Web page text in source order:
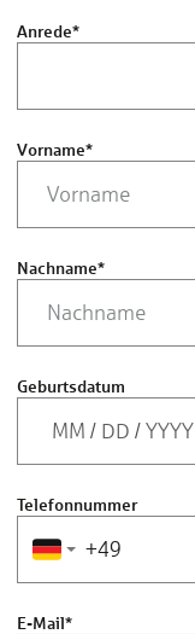
Anrede*
Vorname*
Nachname*
Geburtsdatum
MM / DD /YYYY
Telefonnummer
E-Mail*